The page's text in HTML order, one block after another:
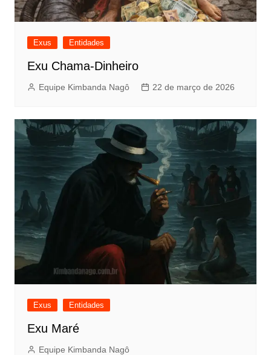
Exus Entidades
Exu Chama-Dinheiro
Equipe Kimbanda Nagô 22 de março de 2026
Exus Entidades
Exu Maré
Equipe Kimbanda Nagô